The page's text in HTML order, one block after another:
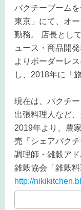
パクチーブーム
東京」にて、オ
勤務。 店長とし
ュース・商品開
よりボーダーレ
し、2018年に「
現在は、パクチ
出張料理人など、
2019年より、農
売「シェアパクチ
調理師・雑穀ア
雑穀協会「雑穀
http://